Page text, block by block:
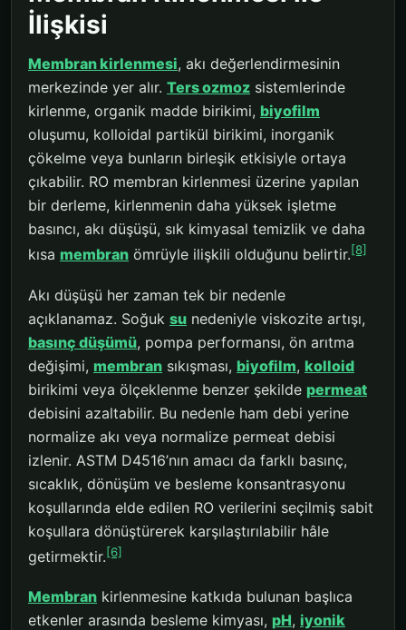
İlişkisi
Membran kirlenmesi, akı değerlendirmesinin
merkezinde yer alır. Ters ozmoz sistemlerinde
kirlenme, organik madde birikimi, biyofilm
oluşumu, kolloidal partikül birikimi, inorganik
çökelme veya bunların birleşik etkisiyle ortaya
çıkabilir. RO membran kirlenmesi üzerine yapılan
bir derleme, kirlenmenin daha yüksek işletme
basıncı, akı düşüşü, sık kimyasal temizlik ve daha
kısa membran ömrüyle ilişkili olduğunu belirtir.[8]
Akı düşüşü her zaman tek bir nedenle
açıklanamaz. Soğuk su nedeniyle viskozite artışı,
basınç düşümü, pompa performansı, ön arıtma
değişimi, membran sıkışması, biyofilm, kolloid
birikimi veya ölçeklenme benzer şekilde permeat
debisini azaltabilir. Bu nedenle ham debi yerine
normalize akı veya normalize permeat debisi
izlenir. ASTM D4516’nın amacı da farklı basınç,
sıcaklık, dönüşüm ve besleme konsantrasyonu
koşullarında elde edilen RO verilerini seçilmiş sabit
koşullara dönüştürerek karşılaştırılabilir hâle
getirmektir.[6]
Membran kirlenmesine katkıda bulunan başlıca
etkenler arasında besleme kimyası, pH, iyonik